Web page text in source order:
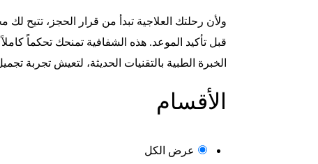
ولأن رحلتك العلاجية تبدأ من قرار الحجز، تتيح
قبل تأكيد الموعد. هذه الشفافية تمنحك تحكماً
الخبرة الطبية بالتقنيات الحديثة، لتعيش تجربة
الأقسام
عرض الكل